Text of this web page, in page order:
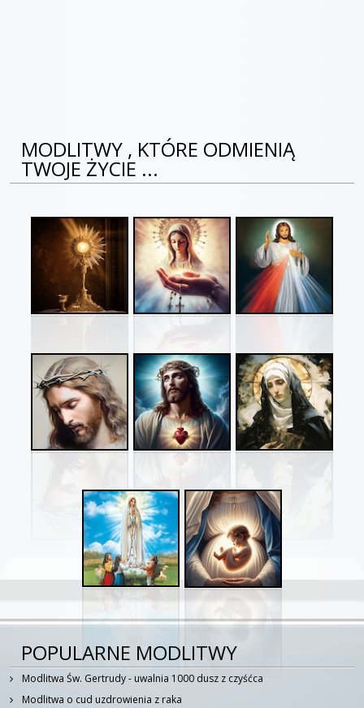
MODLITWY , KTÓRE ODMIENIĄ
TWOJE ŻYCIE ...
POPULARNE MODLITWY
Modlitwa Św. Gertrudy - uwalnia 1000 dusz z czyśćca
Modlitwa o cud uzdrowienia z raka